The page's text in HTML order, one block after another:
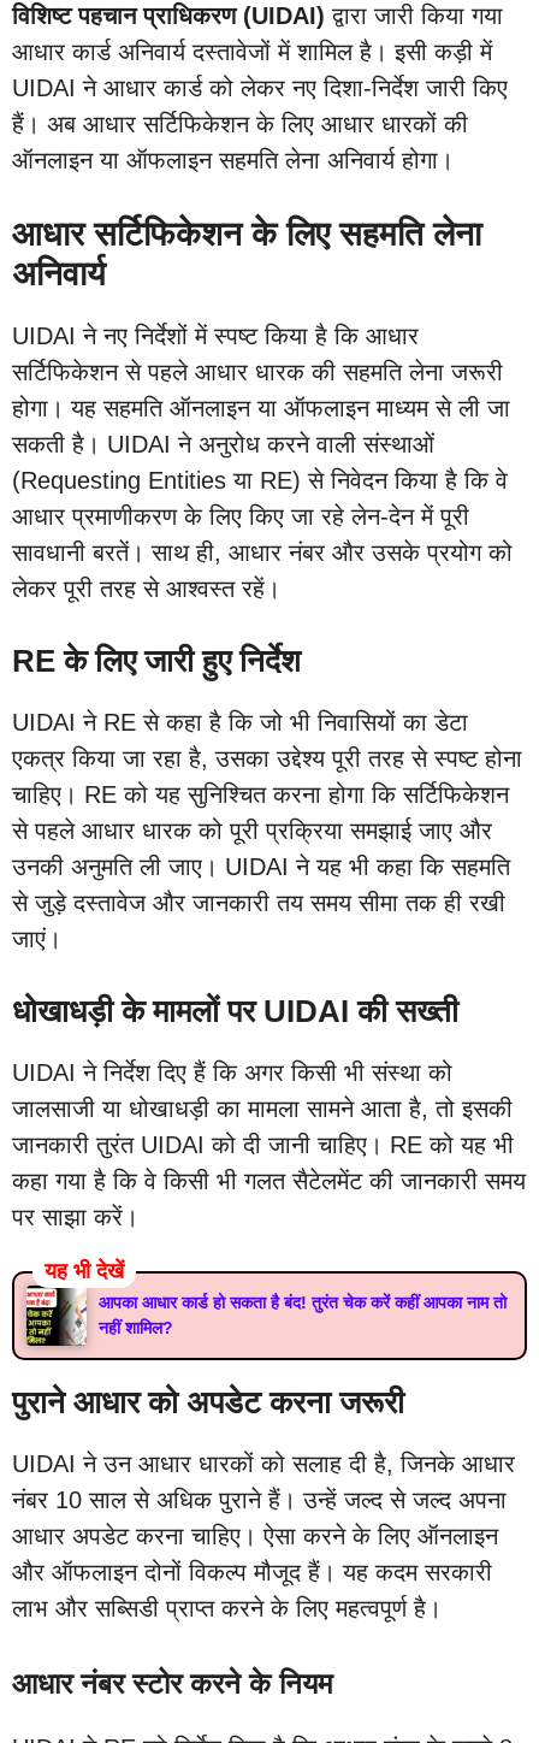
विशिष्ट पहचान प्राधिकरण (UIDAI)द्वारा जारी किया गया
आधार कार्ड अनिवार्य दस्तावेजों में शामिल है। इसी कड़ी में
UIDAI ने आधार कार्ड को लेकर नए दिशा-निर्देश जारी किए
हैं। अब आधार सर्टिफिकेशन के लिए आधार धारकों की
ऑनलाइन या ऑफलाइन सहमति लेना अनिवार्य होगा।
आधार सर्टिफिकेशन के लिए सहमति लेना
अनिवार्य
UIDAI ने नए निर्देशों में स्पष्ट किया है कि आधार
सर्टिफिकेशन से पहले आधार धारक की सहमति लेना जरूरी
होगा। यह सहमति ऑनलाइन या ऑफलाइन माध्यम से ली जा
सकती है। UIDAI ने अनुरोध करने वाली संस्थाओं
(Requesting Entities या RE) से निवेदन किया है कि वे
आधार प्रमाणीकरण के लिए किए जा रहे लेन-देन में पूरी
सावधानी बरतें। साथ ही, आधार नंबर और उसके प्रयोग को
लेकर पूरी तरह से आश्वस्त रहें।
RE के लिए जारी हुए निर्देश
UIDAI ने RE से कहा है कि जो भी निवासियों का डेटा
एकत्र किया जा रहा है, उसका उद्देश्य पूरी तरह से स्पष्ट होना
चाहिए। RE को यह सुनिश्चित करना होगा कि सर्टिफिकेशन
से पहले आधार धारक को पूरी प्रक्रिया समझाई जाए और
उनकी अनुमति ली जाए। UIDAI ने यह भी कहा कि सहमति
से जुड़े दस्तावेज और जानकारी तय समय सीमा तक ही रखी
जाएं।
धोखाधड़ी के मामलों पर UIDAI की सख्ती
UIDAI ने निर्देश दिए हैं कि अगर किसी भी संस्था को
जालसाजी या धोखाधड़ी का मामला सामने आता है, तो इसकी
जानकारी तुरंत UIDAI को दी जानी चाहिए। RE को यह भी
कहा गया है कि वे किसी भी गलत सैटेलमेंट की जानकारी समय
पर साझा करें।
यह भी देखें
आपका आधार कार्ड हो सकता है बंद! तुरंत चेक करें कहीं आपका नाम तो
नहीं शामिल?
पुराने आधार को अपडेट करना जरूरी
UIDAI ने उन आधार धारकों को सलाह दी है, जिनके आधार
नंबर 10 साल से अधिक पुराने हैं। उन्हें जल्द से जल्द अपना
आधार अपडेट करना चाहिए। ऐसा करने के लिए ऑनलाइन
और ऑफलाइन दोनों विकल्प मौजूद हैं। यह कदम सरकारी
लाभ और सब्सिडी प्राप्त करने के लिए महत्वपूर्ण है।
आधार नंबर स्टोर करने के नियम